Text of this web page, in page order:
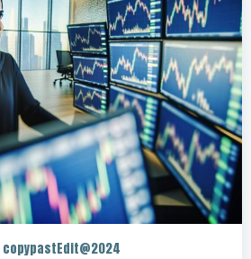
copypastEdit@2024